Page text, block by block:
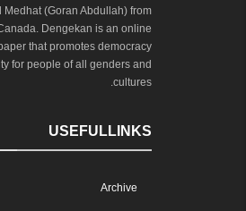
Medhat (Goran Abdullah) from
Dengekan is an online
that promotes democracy
for people of all genders and
cultures.
USEFULLINKS
Archive